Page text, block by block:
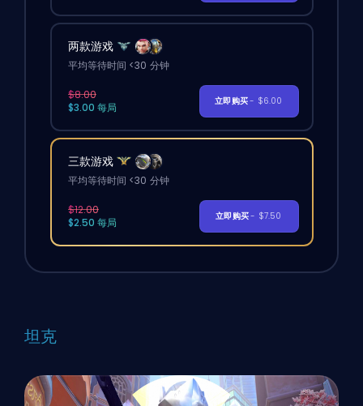
两款游戏
平均等待时间 <30 分钟
$8.00
$3.00 每局
立即购买- $6.00
三款游戏
平均等待时间 <30 分钟
$12.00
$2.50 每局
立即购买- $7.50
坦克